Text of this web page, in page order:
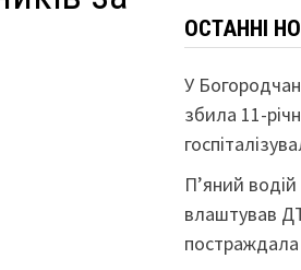
ОСТАННІ
У
збила 11-
П’яний
влаштував
постраждала